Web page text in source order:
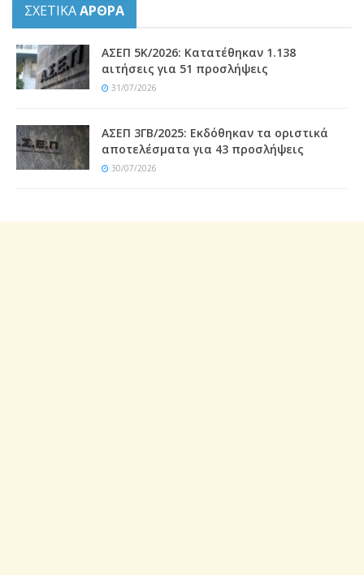
ΣΧΕΤΙΚΑΑΡΘΡΑ
ΑΣΕΠ 5Κ/2026: Κατατέθηκαν 1.138
αιτήσεις για 51 προσλήψεις
31/07/2026
ΑΣΕΠ 3ΓΒ/2025: Εκδόθηκαν τα οριστικά
αποτελέσματα για 43 προσλήψεις
30/07/2026